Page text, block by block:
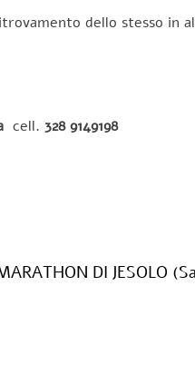
dello stesso in
cell. 328 9149198
DI JESOLO